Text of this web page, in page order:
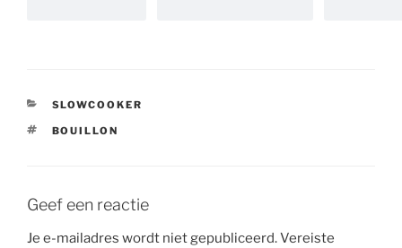
CATEGORIEËN
SLOWCOOKER
TAGS
BOUILLON
Geef een reactie
Je e-mailadres wordt niet gepubliceerd.Vereiste